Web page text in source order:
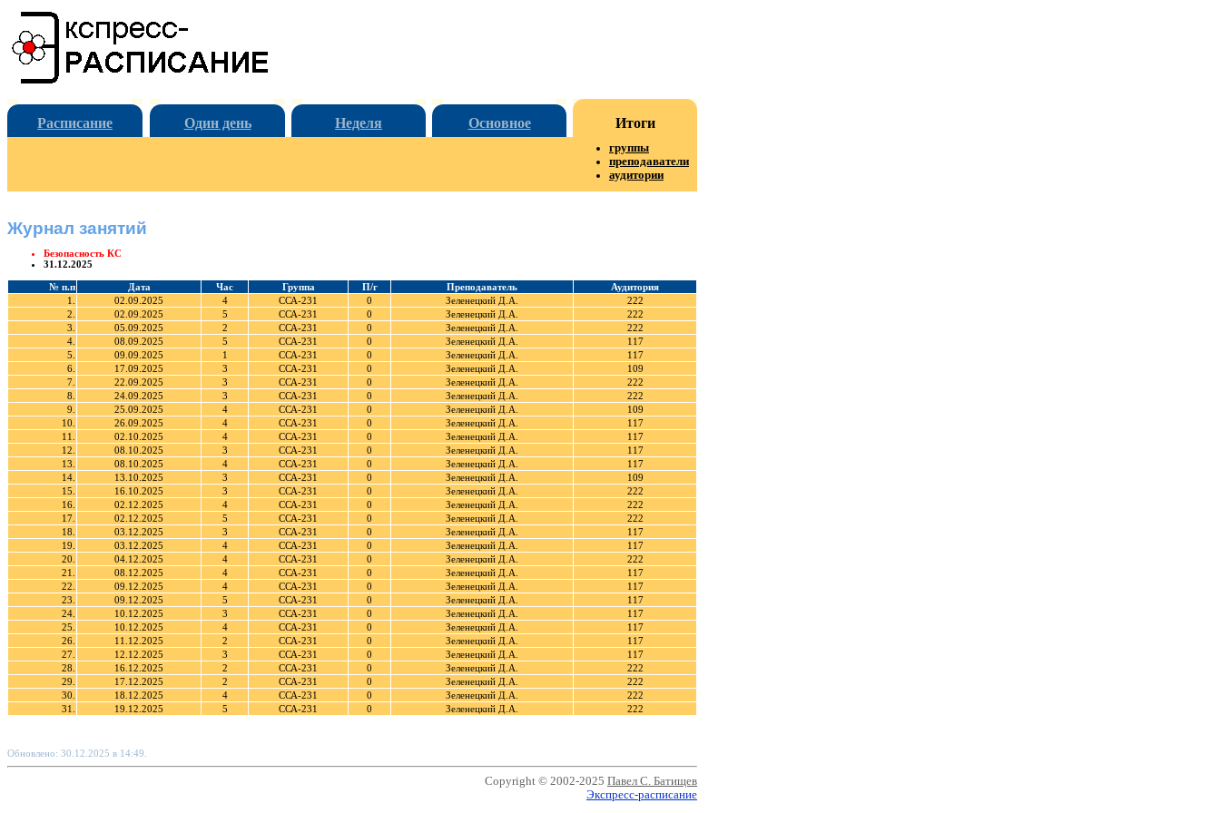
Расписание Один день Неделя Основное Итоги
группы
преподаватели
аудитории
Журнал занятий
Безопасность КС
31.12.2025
№ п.п Дата Час Группа П/г Преподаватель
Аудитория
1.
02.09.2025 4 ССА-231 0 Зеленецкий Д.А.
222
2.
02.09.2025 5 ССА-231 0 Зеленецкий Д.А.
222
3.
05.09.2025 2 ССА-231 0 Зеленецкий Д.А.
222
4.
08.09.2025 5 ССА-231 0 Зеленецкий Д.А.
117
5.
09.09.2025 1 ССА-231 0 Зеленецкий Д.А.
117
6.
17.09.2025 3 ССА-231 0 Зеленецкий Д.А.
109
7.
22.09.2025 3 ССА-231 0 Зеленецкий Д.А.
222
8.
24.09.2025 3 ССА-231 0 Зеленецкий Д.А.
222
9.
25.09.2025 4 ССА-231 0 Зеленецкий Д.А.
109
10.
26.09.2025 4 ССА-231 0 Зеленецкий Д.А.
117
11.
02.10.2025 4 ССА-231 0 Зеленецкий Д.А.
117
12.
08.10.2025 3 ССА-231 0 Зеленецкий Д.А.
117
13.
08.10.2025 4 ССА-231 0 Зеленецкий Д.А.
117
14.
13.10.2025 3 ССА-231 0 Зеленецкий Д.А.
109
15.
16.10.2025 3 ССА-231 0 Зеленецкий Д.А.
222
16.
02.12.2025 4 ССА-231 0 Зеленецкий Д.А.
222
17.
02.12.2025 5 ССА-231 0 Зеленецкий Д.А.
222
18.
03.12.2025 3 ССА-231 0 Зеленецкий Д.А.
117
19.
03.12.2025 4 ССА-231 0 Зеленецкий Д.А.
117
20.
04.12.2025 4 ССА-231 0 Зеленецкий Д.А.
222
21.
08.12.2025 4 ССА-231 0 Зеленецкий Д.А.
117
22.
09.12.2025 4 ССА-231 0 Зеленецкий Д.А.
117
23.
09.12.2025 5 ССА-231 0 Зеленецкий Д.А.
117
24.
10.12.2025 3 ССА-231 0 Зеленецкий Д.А.
117
25.
10.12.2025 4 ССА-231 0 Зеленецкий Д.А.
117
26.
11.12.2025 2 ССА-231 0 Зеленецкий Д.А.
117
27.
12.12.2025 3 ССА-231 0 Зеленецкий Д.А.
117
28.
16.12.2025 2 ССА-231 0 Зеленецкий Д.А.
222
29.
17.12.2025 2 ССА-231 0 Зеленецкий Д.А.
222
30.
18.12.2025 4 ССА-231 0 Зеленецкий Д.А.
222
31.
19.12.2025 5 ССА-231 0 Зеленецкий Д.А. 222
Обновлено: 30.12.2025 в 14:49.
Copyright © 2002-2025 Павел С. Батищев
Экспресс-расписание